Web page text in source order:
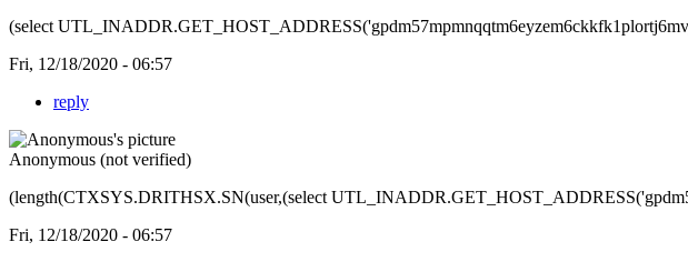
(select
Fri, 12/18/2020 - 06:57
reply
Anonymous (not verified)
(length(CTXSYS.DRITHSX.SN(user,(select
Fri, 12/18/2020 - 06:57